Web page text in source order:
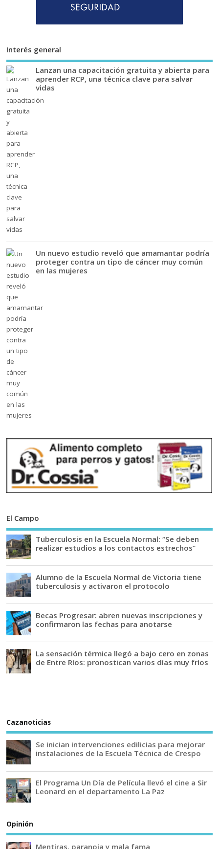
Interés general
Lanzan una capacitación gratuita y abierta para
aprender RCP, una técnica clave para salvar
vidas
Un nuevo estudio reveló que amamantar podría
proteger contra un tipo de cáncer muy común
en las mujeres
El Campo
Tuberculosis en la Escuela Normal: “Se deben
realizar estudios a los contactos estrechos”
Alumno de la Escuela Normal de Victoria tiene
tuberculosis y activaron el protocolo
Becas Progresar: abren nuevas inscripciones y
confirmaron las fechas para anotarse
La sensación térmica llegó a bajo cero en zonas
de Entre Ríos: pronostican varios días muy fríos
Cazanoticias
Se inician intervenciones edilicias para mejorar
instalaciones de la Escuela Técnica de Crespo
El Programa Un Día de Película llevó el cine a Sir
Leonard en el departamento La Paz
Opinión
Mentiras, paranoia y mala fama